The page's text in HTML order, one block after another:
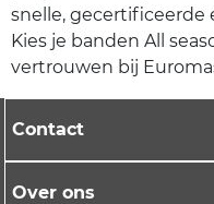
snelle, gecertificeerde
Kies je banden All
vertrouwen bij
Contact
Over ons